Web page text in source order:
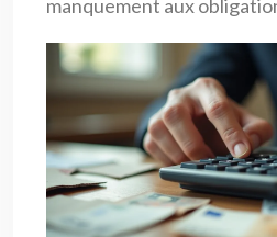
manquement aux